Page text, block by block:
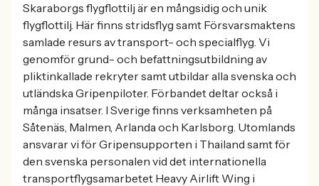
Skaraborgs flygflottilj är en mångsidig och unik
flygflottilj. Här finns stridsflyg samt Försvarsmaktens
samlade resurs av transport- och specialflyg. Vi
genomför grund- och befattningsutbildning av
pliktinkallade rekryter samt utbildar alla svenska och
utländska Gripenpiloter. Förbandet deltar också i
många insatser. I Sverige finns verksamheten på
Såtenäs, Malmen, Arlanda och Karlsborg. Utomlands
ansvarar vi för Gripensupporten i Thailand samt för
den svenska personalen vid det internationella
transportflygsamarbetet Heavy Airlift Wing i